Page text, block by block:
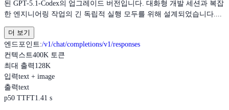
된 GPT-5.1-Codex의 업그레이드 버전입니다. 대화형 개발 세션과 복잡
한 엔지니어링 작업의 긴 독립적 실행 모두를 위해 설계되었습니다....
더 보기
엔드포인트 :/v1/chat/completions/v1/responses
컨텍스트400K 토큰
최대 출력 128K
입력text + image
출력text
p50 TTFT1.41 s